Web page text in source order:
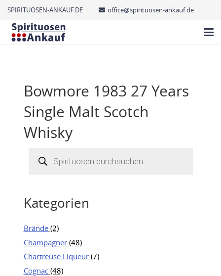
SPIRITUOSEN-ANKAUF.DE office@spirituosen-ankauf.de
Bowmore 1983 27 Years
Single Malt Scotch
Whisky
search
Kategorien
Brände (2)
Champagner (48)
Chartreuse Liqueur (7)
Cognac (48)